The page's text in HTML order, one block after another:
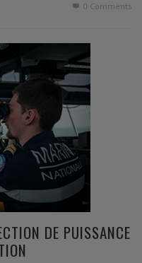
0 Comments
DE PUISSANCE